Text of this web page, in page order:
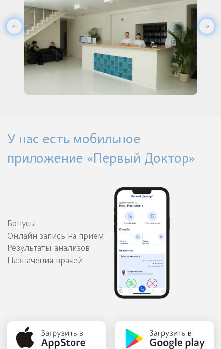
У нас есть мобильное
приложение «Первый Доктор»
Бонусы
Онлайн запись на прием
Результаты анализов
Назначения врачей